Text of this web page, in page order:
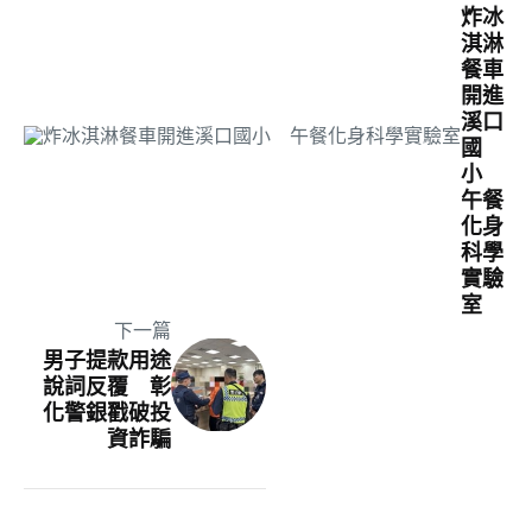
炸冰
淇淋
餐車
開進
溪口
國
小
午餐
化身
科學
實驗
室
下一篇
男子提款用途
說詞反覆 彰
化警銀戳破投
資詐騙